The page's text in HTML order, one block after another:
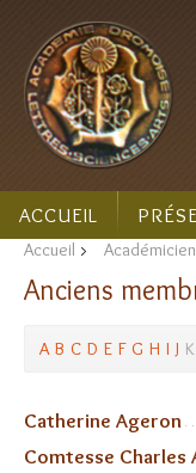
ACCUEIL
Accueil >
Anciens
A B C D E F G H I J K
Catherine Ageron
Comtesse Charles